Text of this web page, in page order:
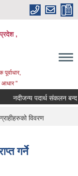
प्रदेश ,
आधार "
नदीजन्य पदार्थ संकलन बन्द
विवरण
गर्ने